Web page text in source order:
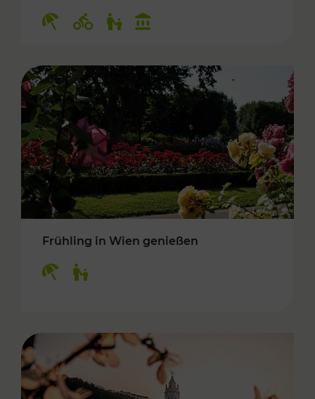
Frühling in Wien genießen